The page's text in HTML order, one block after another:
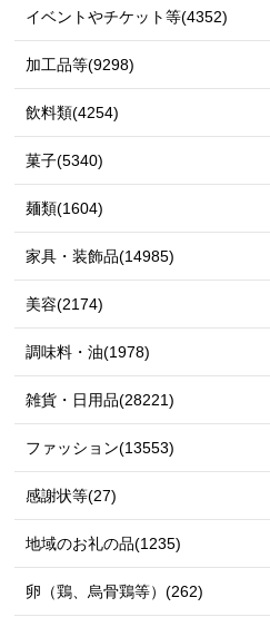
イベントやチケット等(4352)
加工品等(9298)
飲料類(4254)
菓子(5340)
麺類(1604)
家具・装飾品(14985)
美容(2174)
調味料・油(1978)
雑貨・日用品(28221)
ファッション(13553)
感謝状等(27)
地域のお礼の品(1235)
卵（鶏、烏骨鶏等）(262)